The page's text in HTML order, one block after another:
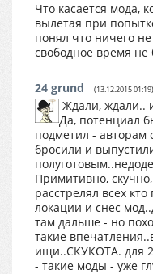
Что касается мода,
вылетая при
понял что ничего
свободное время не
24 grund (13.12.2015 01:19)
Ждали, ждали..
Да, потенциал
подметил - авторам
бросили и
Примитивно,
расстрелял всех
локации и снес
там дальше - но
такие
ищи..СКУКОТА. для
- такие моды - уже